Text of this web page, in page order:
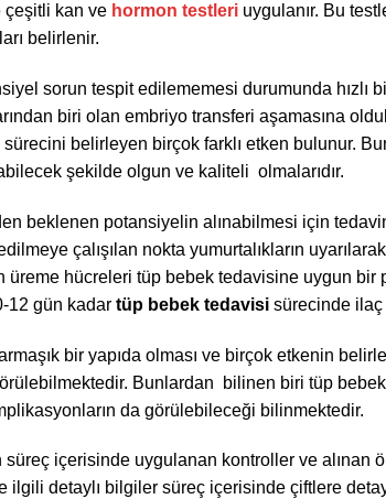
kan ve hormon testleri uygulanır. Bu
belirlenir.
sorun tespit edilememesi durumunda hızlı
biri olan embriyo transferi aşamasına
sürecini belirleyen birçok farklı etken bulunur.
şekilde olgun ve kaliteli olmalarıdır.
beklenen potansiyelin alınabilmesi için
çalışılan nokta yumurtalıkların
hücreleri tüp bebek tedavisine uygun bir
12 gün kadar tüp bebek tedavisi sürecinde
bir yapıda olması ve birçok etkenin
Bunlardan bilinen biri tüp
da görülebileceği bilinmektedir.
süreç içerisinde uygulanan kontroller ve alınan
ilgili detaylı bilgiler süreç içerisinde çiftlere